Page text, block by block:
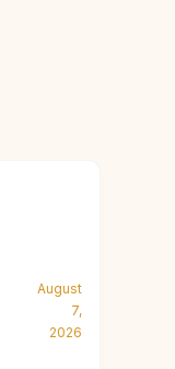
August
7,
2026